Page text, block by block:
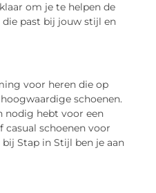
om je te helpen de
past bij jouw stijl en
voor heren die op
schoenen.
nodig hebt voor een
schoenen voor
Stap in Stijl ben je aan